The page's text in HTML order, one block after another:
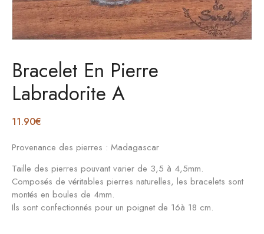
Bracelet En Pierre
Labradorite A
11.90€
Provenance des pierres : Madagascar
Taille des pierres pouvant varier de 3,5 à 4,5mm.
Composés de véritables pierres naturelles, les bracelets sont
montés en boules de 4mm.
Ils sont confectionnés pour un poignet de 16à 18 cm.